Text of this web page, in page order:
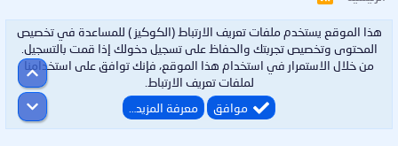
هذا الموقع يستخدم ملفات تعريف الارتباط (الكوكيز ) للمساعدة في تخصيص
المحتوى وتخصيص تجربتك والحفاظ على تسجيل دخولك إذا قمت بالتسجيل.
من خلال الاستمرار في استخدام هذا الموقع، فإنك توافق على استخدامنا
لملفات تعريف الارتباط.
موافق
معرفة المزيد…
أعلى